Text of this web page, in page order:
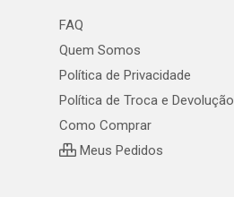
FAQ
Quem Somos
Política de Privacidade
Política de Troca e Devolução
Como Comprar
Meus Pedidos